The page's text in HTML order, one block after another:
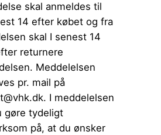
skal anmeldes til
14 efter købet og fra
skal I senest 14
returnere
Meddelelsen
pr. mail på
I meddelelsen
gøre tydeligt
på, at du ønsker